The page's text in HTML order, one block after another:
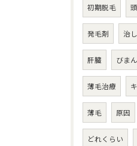
初期脱毛
発毛剤 治
肝臓 びま
薄毛治療
薄毛 原因
どれくらい